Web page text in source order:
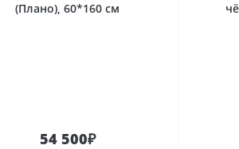
(Плано), 60*160 см
54 500₽